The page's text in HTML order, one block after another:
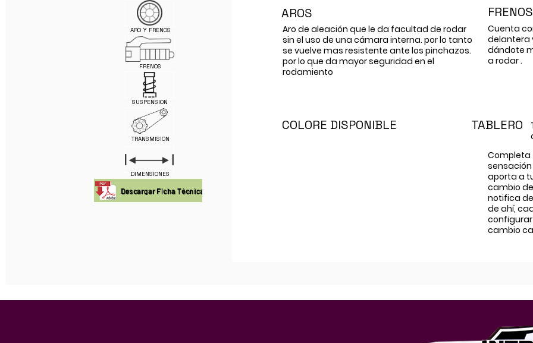
ARO Y FRENOS
FRENOS
SUSPENSION
TRANSMISION
DIMENSIONES
Descargar Ficha Técnica
AROS
Aro de aleación que le da facultad de rodar
sin el uso de una cámara interna. por lo tanto
se vuelve mas resistente ante los pinchazos.
por lo que da mayor seguridad en el
rodamiento
FRENOS
Cuenta
delantera
dándote
a rodar .
COLORE DISPONIBLE TABLERO
Completa
sensación
aporta a
cambio
notifica
de ahí,
cambio